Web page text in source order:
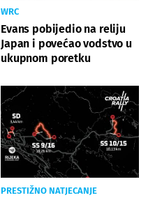
WRC
Evans pobijedio na reliju
Japan i povećao vodstvo u
ukupnom poretku
PRESTIŽNO NATJECANJE